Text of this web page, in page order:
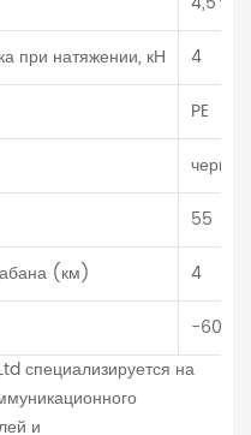
при натяжении, кН
4
PE
черный
55
(км)
4
-
специализируется на
и